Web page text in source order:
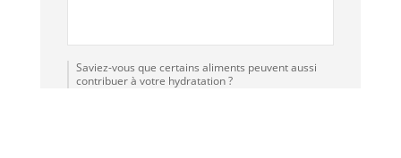
Saviez-vous que certains aliments peuvent aussi
contribuer à votre hydratation ?